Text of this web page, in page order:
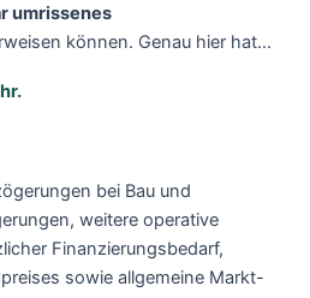
umrissenes
können. Genau hier hat…
bei Bau und
weitere operative
Finanzierungsbedarf,
sowie allgemeine Markt-